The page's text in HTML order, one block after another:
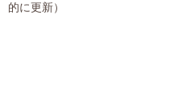
的に更新）